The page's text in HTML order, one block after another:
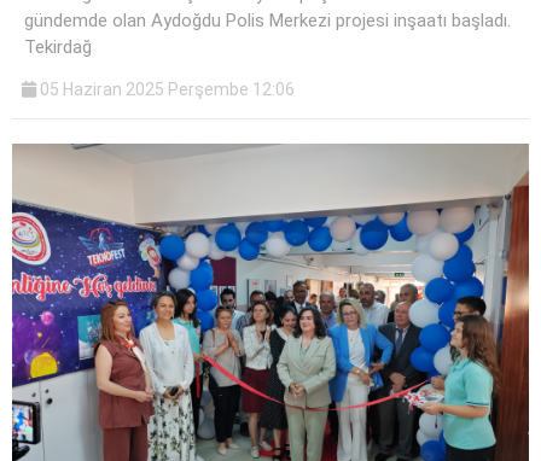
gündemde olan Aydoğdu Polis Merkezi projesi inşaatı başladı.
Tekirdağ
05 Haziran 2025 Perşembe 12:06